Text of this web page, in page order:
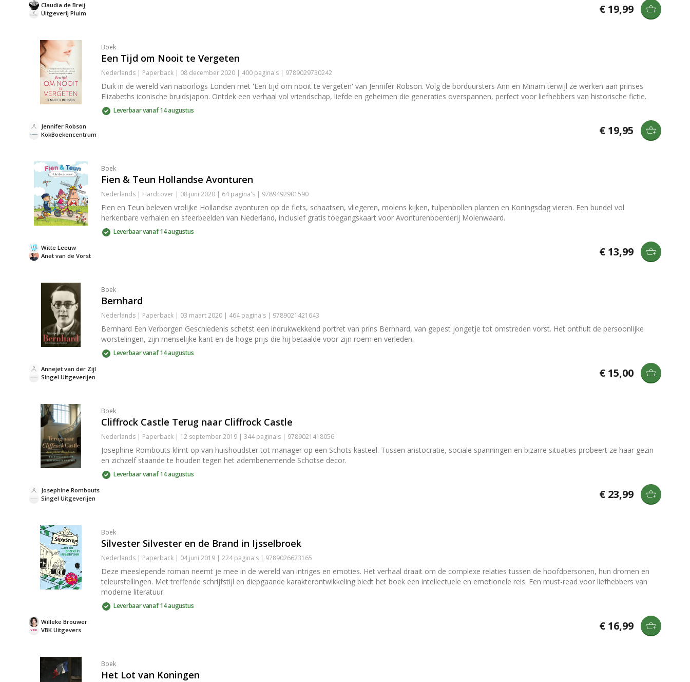
Uitgeverij Pluim
Claudia de Breij € 19,99
Boek
Een Tijd om Nooit te Vergeten
Nederlands | Paperback | 08 december 2020 | 400 pagina's | 9789029730242
Duik in de wereld van naoorlogs Londen met 'Een tijd om nooit te vergeten' van Jennifer Robson. Volg de borduursters Ann en Miriam terwijl ze werken aan prinses
Elizabeths iconische bruidsjapon. Ontdek een verhaal vol vriendschap, liefde en geheimen die generaties overspannen, perfect voor liefhebbers van historische fictie.
Leverbaar vanaf 14 augustus
KokBoekencentrum
Jennifer Robson € 19,95
Boek
Fien & Teun Hollandse Avonturen
Nederlands | Hardcover | 08 juni 2020 | 64 pagina's | 9789492901590
Fien en Teun beleven vrolijke Hollandse avonturen op de fiets, schaatsen, vliegeren, molens kijken, tulpenbollen planten en Koningsdag vieren. Een bundel vol
herkenbare verhalen en sfeerbeelden van Nederland, inclusief gratis toegangskaart voor Avonturenboerderij Molenwaard.
Leverbaar vanaf 14 augustus
Anet van de Vorst
Witte Leeuw € 13,99
Boek
Bernhard
Nederlands | Paperback | 03 maart 2020 | 464 pagina's | 9789021421643
Bernhard Een Verborgen Geschiedenis schetst een indrukwekkend portret van prins Bernhard, van gepest jongetje tot omstreden vorst. Het onthult de persoonlijke
worstelingen, zijn menselijke kant en de hoge prijs die hij betaalde voor zijn roem en verleden.
Leverbaar vanaf 14 augustus
Singel Uitgeverijen
Annejet van der Zijl € 15,00
Boek
Cliffrock Castle Terug naar Cliffrock Castle
Nederlands | Paperback | 12 september 2019 | 344 pagina's | 9789021418056
Josephine Rombouts klimt op van huishoudster tot manager op een Schots kasteel. Tussen aristocratie, sociale spanningen en bizarre situaties probeert ze haar gezin
en zichzelf staande te houden tegen het adembenemende Schotse decor.
Leverbaar vanaf 14 augustus
Singel Uitgeverijen
Josephine Rombouts € 23,99
Boek
Silvester Silvester en de Brand in Ijsselbroek
Nederlands | Paperback | 04 juni 2019 | 224 pagina's | 9789026623165
Deze meeslepende roman neemt je mee in de wereld van intriges en emoties. Het verhaal draait om de complexe relaties tussen de hoofdpersonen, hun dromen en
teleurstellingen. Met treffende schrijfstijl en diepgaande karakterontwikkeling biedt het boek een intellectuele en emotionele reis. Een must-read voor liefhebbers van
moderne literatuur.
Leverbaar vanaf 14 augustus
VBK Uitgevers
Willeke Brouwer € 16,99
Boek
Het Lot van Koningen